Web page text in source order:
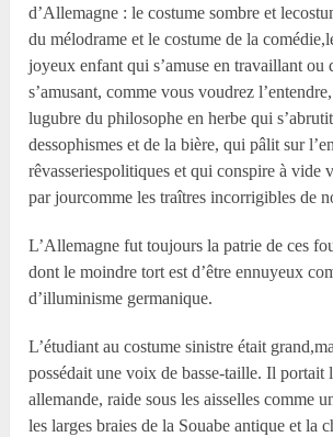
d’Allemagne : le costume sombre et
du mélodrame et le costume de la
joyeux enfant qui s’amuse en travaillant ou
s’amusant, comme vous voudrez
lugubre du philosophe en herbe qui
dessophismes et de la bière, qui pâlit sur
rêvasseriespolitiques et qui conspire à vide
par jourcomme les traîtres incorrigibles de
L’Allemagne fut toujours la patrie de ces
dont le moindre tort est d’être ennuyeux
d’illuminisme germanique.
L’étudiant au costume sinistre était
possédait une voix de basse-taille. Il portait
allemande, raide sous les aisselles comme
les larges braies de la Souabe antique et la